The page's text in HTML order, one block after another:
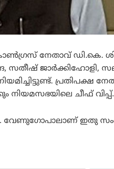
നേതാവ് ഡി.കെ.
സതീഷ് ജാര്‍ക്കിഹോളി,
പ്രതിപക്ഷ
നിയമസഭയിലെ ചീഫ് വിപ്പ്.
വേണുഗോപാലാണ് ഇതു